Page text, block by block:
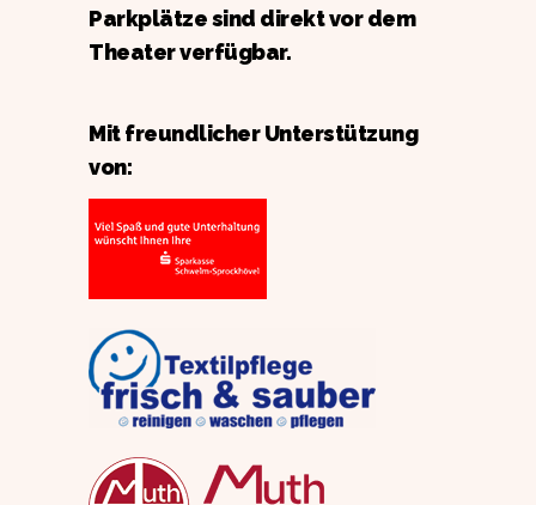
Parkplätze sind direkt vor dem
Theater verfügbar.
Mit freundlicher Unterstützung
von: